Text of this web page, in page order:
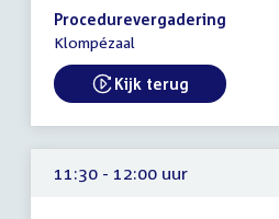
11:30
-
12:15
uur
Procedurevergadering
Klompézaal
External link:
Kijk terug
11:30 - 12:00 uur